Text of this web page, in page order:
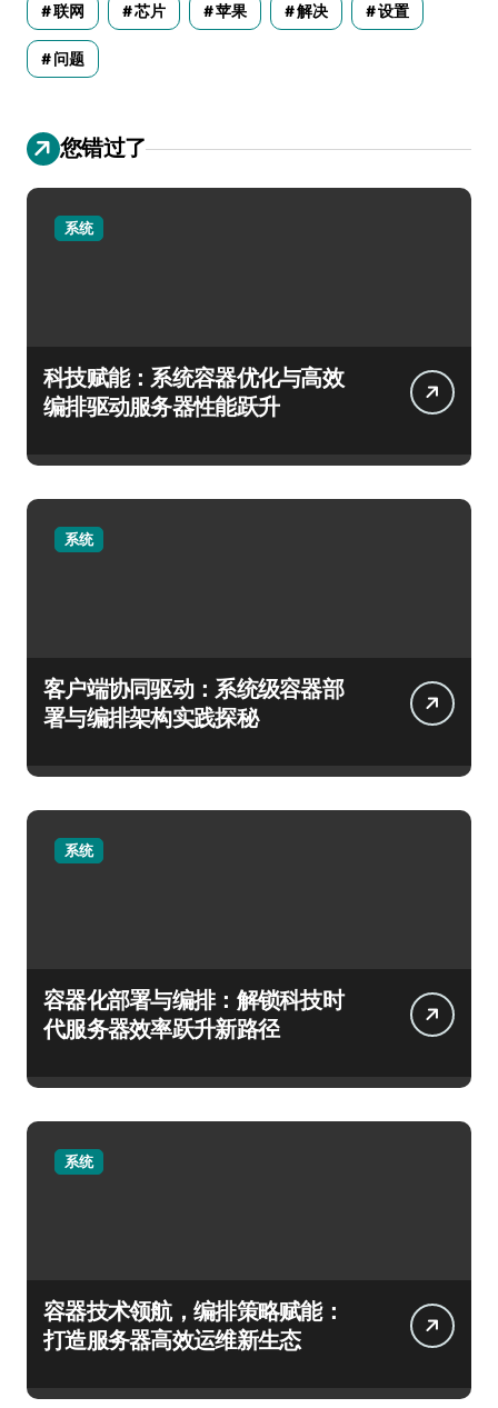
联网 芯片 苹果 解决 设置
问题
您错过了
系统
科技赋能：系统容器优化与高效
编排驱动服务器性能跃升
系统
客户端协同驱动：系统级容器部
署与编排架构实践探秘
系统
容器化部署与编排：解锁科技时
代服务器效率跃升新路径
系统
容器技术领航，编排策略赋能：
打造服务器高效运维新生态